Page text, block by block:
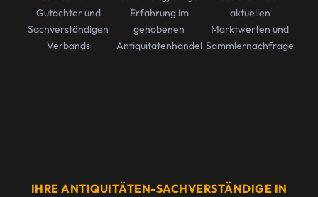
Gutachter und
Sachverständigen
Verbands
Erfahrung im
gehobenen
Antiquitätenhandel
aktuellen
Marktwerten und
Sammlernachfrage
IHRE ANTIQUITÄTEN-SACHVERSTÄNDIGE IN